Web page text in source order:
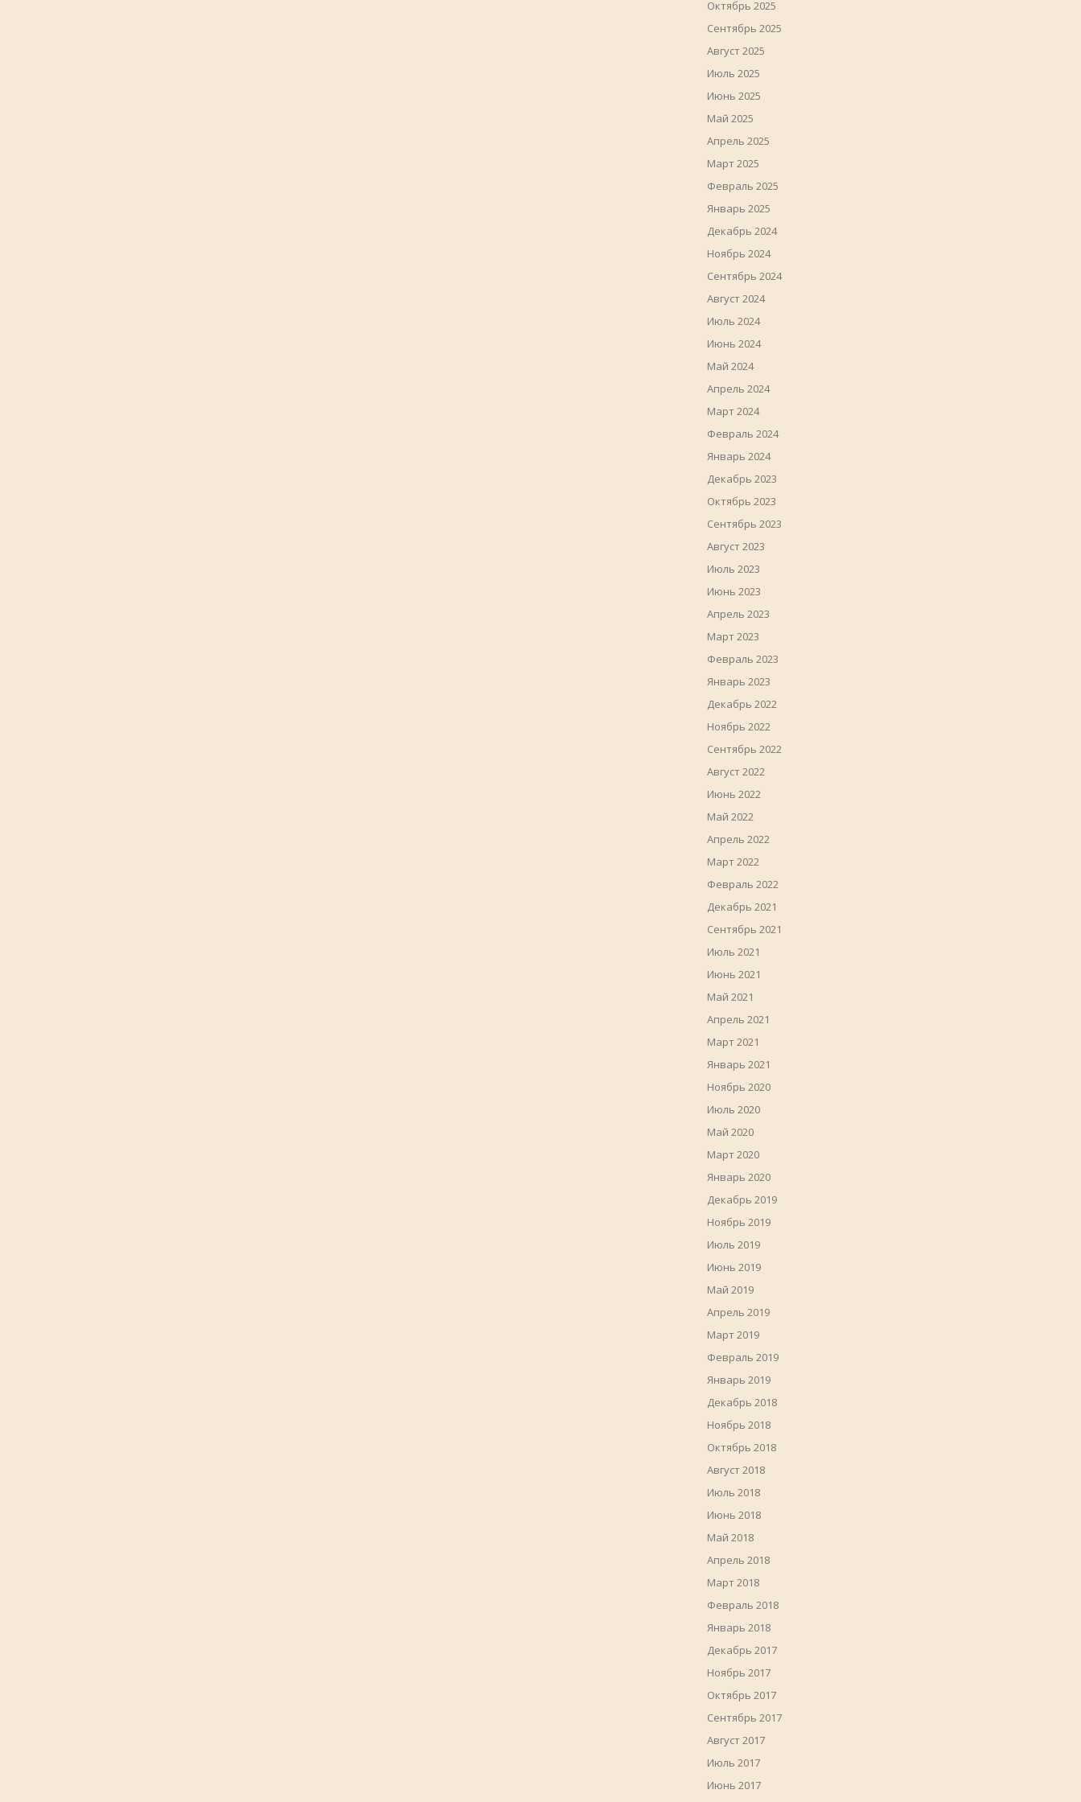
Октябрь 2025
Сентябрь 2025
Август 2025
Июль 2025
Июнь 2025
Май 2025
Апрель 2025
Март 2025
Февраль 2025
Январь 2025
Декабрь 2024
Ноябрь 2024
Сентябрь 2024
Август 2024
Июль 2024
Июнь 2024
Май 2024
Апрель 2024
Март 2024
Февраль 2024
Январь 2024
Декабрь 2023
Октябрь 2023
Сентябрь 2023
Август 2023
Июль 2023
Июнь 2023
Апрель 2023
Март 2023
Февраль 2023
Январь 2023
Декабрь 2022
Ноябрь 2022
Сентябрь 2022
Август 2022
Июнь 2022
Май 2022
Апрель 2022
Март 2022
Февраль 2022
Декабрь 2021
Сентябрь 2021
Июль 2021
Июнь 2021
Май 2021
Апрель 2021
Март 2021
Январь 2021
Ноябрь 2020
Июль 2020
Май 2020
Март 2020
Январь 2020
Декабрь 2019
Ноябрь 2019
Июль 2019
Июнь 2019
Май 2019
Апрель 2019
Март 2019
Февраль 2019
Январь 2019
Декабрь 2018
Ноябрь 2018
Октябрь 2018
Август 2018
Июль 2018
Июнь 2018
Май 2018
Апрель 2018
Март 2018
Февраль 2018
Январь 2018
Декабрь 2017
Ноябрь 2017
Октябрь 2017
Сентябрь 2017
Август 2017
Июль 2017
Июнь 2017